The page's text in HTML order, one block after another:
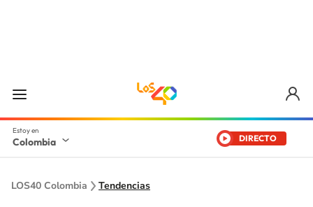
Colombia DIRECTO
LOS40 Colombia Tendencias